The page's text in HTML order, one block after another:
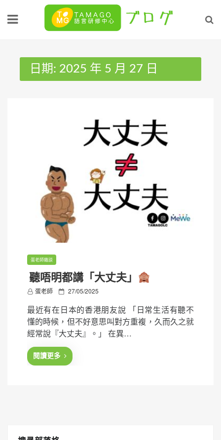
日期: 2025 年 5 月 27 日
蛋老師雜談
聽唔明都講「大丈夫」
蛋老師
P
s
e
d
27/05/2025
最近有在日本的香港朋友說 「日常生活有聽不
懂的時候，但不好意思叫對方重複，久而久之就
經常說『大丈夫』。」 在異…
閱讀更多